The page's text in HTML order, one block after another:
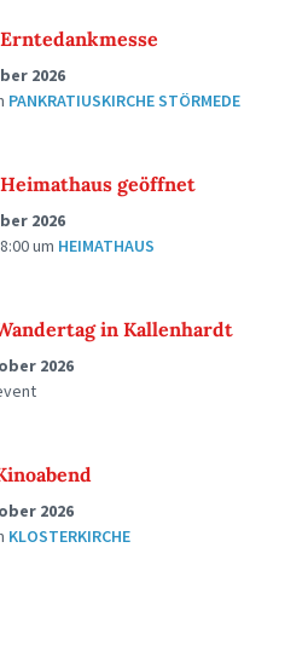
2026
PANKRATIUSKIRCHE STÖRMEDE
geöffnet
2026
um HEIMATHAUS
in Kallenhardt
2026
2026
KLOSTERKIRCHE